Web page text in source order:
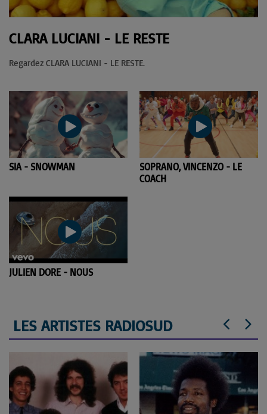
CLARA LUCIANI - LE RESTE
Regardez CLARA LUCIANI - LE RESTE.
SIA - SNOWMAN
SOPRANO, VINCENZO - LE
COACH
JULIEN DORE - NOUS
LES ARTISTES RADIOSUD